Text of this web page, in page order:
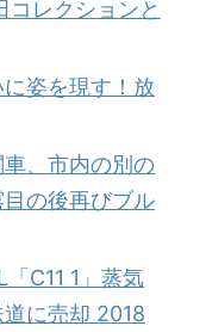
コレクションと
姿を現す！放
車、市内の別の
の後再びブル
C11 1」蒸気
に売却 2018